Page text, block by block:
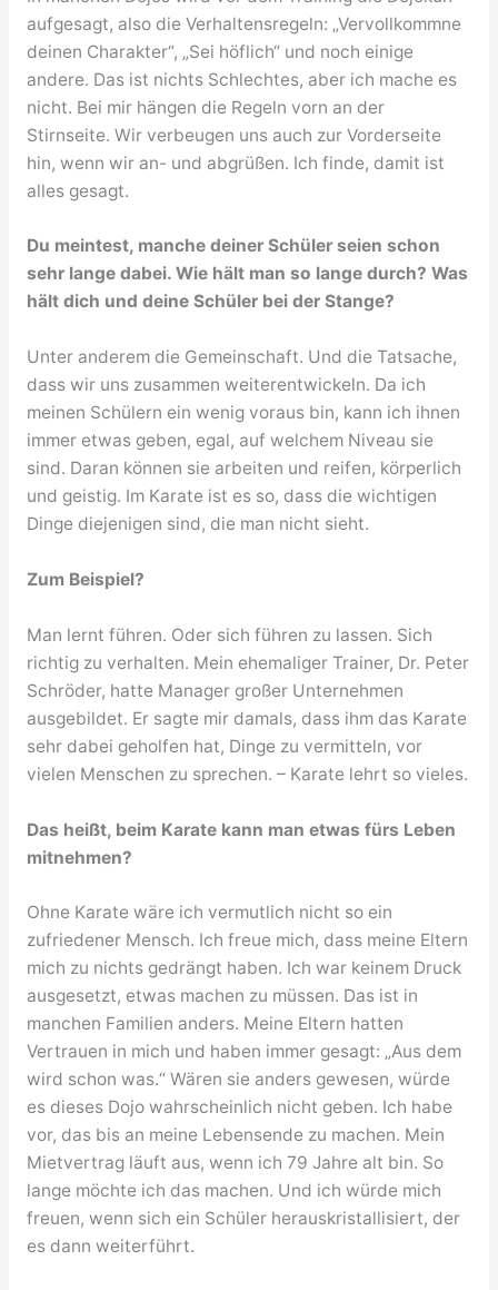
aufgesagt, also die Verhaltensregeln: „Vervollkommne
deinen Charakter“, „Sei höflich“ und noch einige
andere. Das ist nichts Schlechtes, aber ich mache es
nicht. Bei mir hängen die Regeln vorn an der
Stirnseite. Wir verbeugen uns auch zur Vorderseite
hin, wenn wir an- und abgrüßen. Ich finde, damit ist
alles gesagt.
Du meintest, manche deiner Schüler seien schon
sehr lange dabei. Wie hält man so lange durch? Was
hält dich und deine Schüler bei der Stange?
Unter anderem die Gemeinschaft. Und die Tatsache,
dass wir uns zusammen weiterentwickeln. Da ich
meinen Schülern ein wenig voraus bin, kann ich ihnen
immer etwas geben, egal, auf welchem Niveau sie
sind. Daran können sie arbeiten und reifen, körperlich
und geistig. Im Karate ist es so, dass die wichtigen
Dinge diejenigen sind, die man nicht sieht.
Zum Beispiel?
Man lernt führen. Oder sich führen zu lassen. Sich
richtig zu verhalten. Mein ehemaliger Trainer, Dr. Peter
Schröder, hatte Manager großer Unternehmen
ausgebildet. Er sagte mir damals, dass ihm das Karate
sehr dabei geholfen hat, Dinge zu vermitteln, vor
vielen Menschen zu sprechen. – Karate lehrt so vieles.
Das heißt, beim Karate kann man etwas fürs Leben
mitnehmen?
Ohne Karate wäre ich vermutlich nicht so ein
zufriedener Mensch. Ich freue mich, dass meine Eltern
mich zu nichts gedrängt haben. Ich war keinem Druck
ausgesetzt, etwas machen zu müssen. Das ist in
manchen Familien anders. Meine Eltern hatten
Vertrauen in mich und haben immer gesagt: „Aus dem
wird schon was.“ Wären sie anders gewesen, würde
es dieses Dojo wahrscheinlich nicht geben. Ich habe
vor, das bis an meine Lebensende zu machen. Mein
Mietvertrag läuft aus, wenn ich 79 Jahre alt bin. So
lange möchte ich das machen. Und ich würde mich
freuen, wenn sich ein Schüler herauskristallisiert, der
es dann weiterführt.